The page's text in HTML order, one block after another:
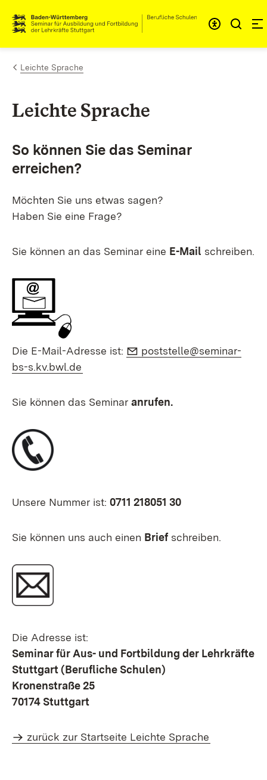
Zum Inhalt springen
Link zur Startseite
Leichte Sprache
Leichte Sprache
So können Sie das Seminar
erreichen?
Möchten Sie uns etwas sagen?
Haben Sie eine Frage?
Sie können an das Seminar eine E-Mail schreiben.
Die E-Mail-Adresse ist: E-Mail:
poststelle@seminar-
bs-s.kv.bwl.de
Sie können das Seminar anrufen.
Unsere Nummer ist: 0711 218051 30
Sie können uns auch einen Brief schreiben.
Die Adresse ist:
Seminar für Aus- und Fortbildung der Lehrkräfte
Stuttgart (Berufliche Schulen)
Kronenstraße 25
70174 Stuttgart
zurück zur Startseite Leichte Sprache